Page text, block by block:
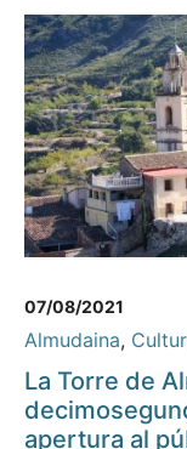
07/08/2021
Almudaina,
La Torre de
apertura al